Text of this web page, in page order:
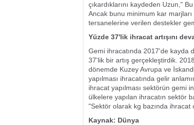
çıkardıklarını kaydeden Uzun,"
Ancak bunu minimum kar
tersanelerine verilen destekler
Yüzde 37'lik ihracat artışını
Gemi ihracatında 2017'de kayda
37'lik bir artış gerçekleştirdik.
dönemde Kuzey Avrupa ve
yapılması ihracatında gelir
ihracat yapılması sektörün gemi
ülkelere yapılan ihracatın sektör
"Sektör olarak kg bazında ihracat
Kaynak: Dünya